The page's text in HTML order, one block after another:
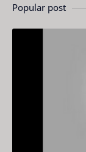
Popular post